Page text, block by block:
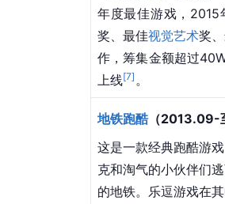
年度最佳游戏，
奖、最佳视觉艺术奖
作，筹集金额超过
上线[7] 。
地铁跑酷（2013.09-
这是一款经典跑酷游
克和淘气的小伙伴们
的地铁。乐逗游戏在